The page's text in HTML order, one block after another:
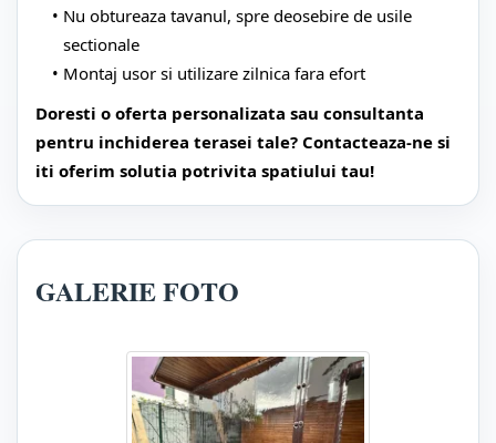
Nu obtureaza tavanul, spre deosebire de usile
sectionale
Montaj usor si utilizare zilnica fara efort
Doresti o oferta personalizata sau consultanta
pentru inchiderea terasei tale? Contacteaza-ne si
iti oferim solutia potrivita spatiului tau!
GALERIE FOTO